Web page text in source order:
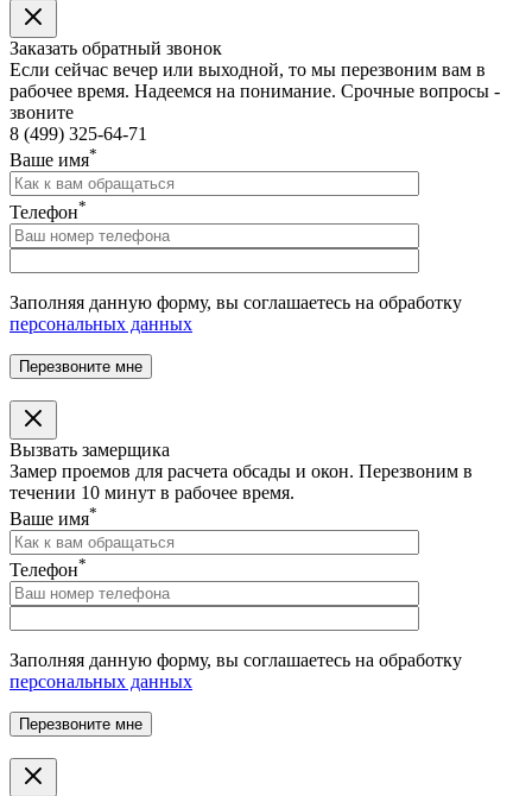
Заказать обратный звонок
Если сейчас вечер или выходной, то мы перезвоним вам в
рабочее время. Надеемся на понимание. Срочные вопросы -
звоните
8 (499) 325-64-71
Ваше имя*
Телефон*
Заполняя данную форму, вы соглашаетесь на обработку
персональных данных
Вызвать замерщика
Замер проемов для расчета обсады и окон. Перезвоним в
течении 10 минут в рабочее время.
Ваше имя*
Телефон*
Заполняя данную форму, вы соглашаетесь на обработку
персональных данных